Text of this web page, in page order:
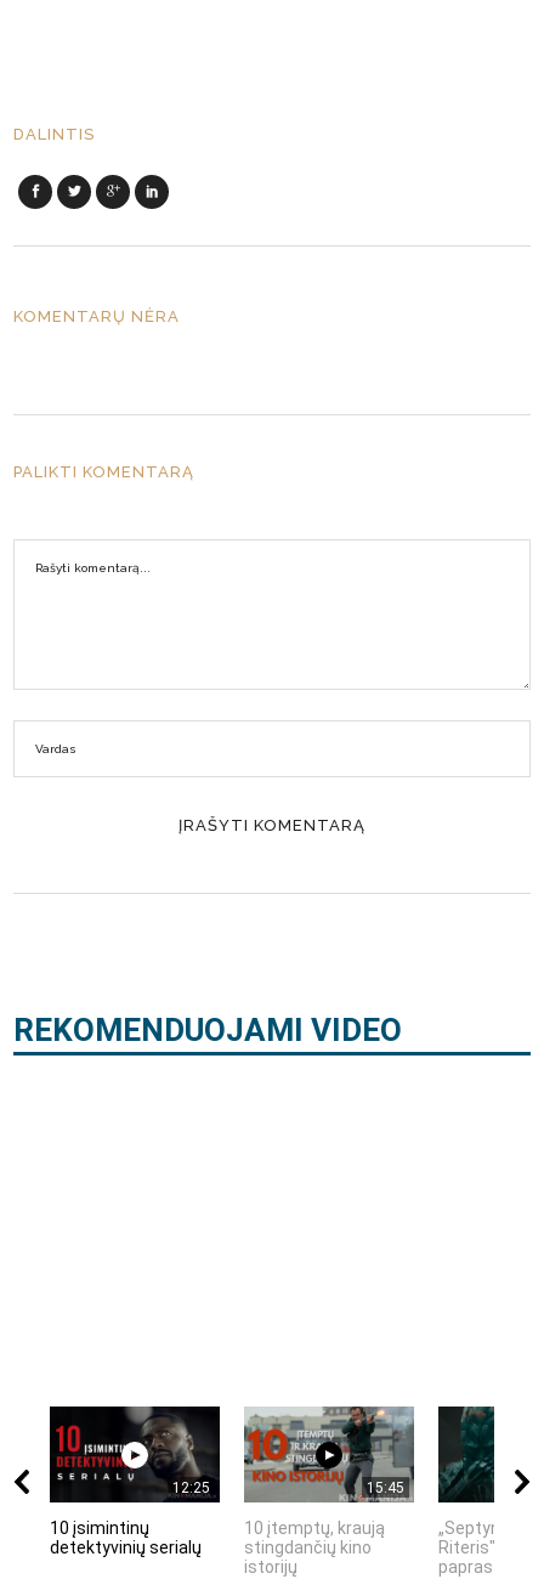
DALINTIS
KOMENTARŲ NĖRA
PALIKTI KOMENTARĄ
REKOMENDUOJAMI VIDEO
12:25
10 įsimintinų
detektyvinių serialų
15:45
10 įtemptų, kraują
stingdančių kino
istorijų
„Septynių
Riteris" – kai